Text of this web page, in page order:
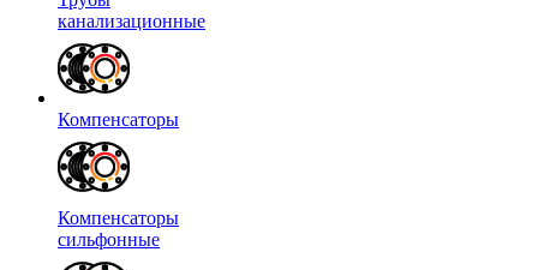
канализационные
Компенсаторы
Компенсаторы
сильфонные